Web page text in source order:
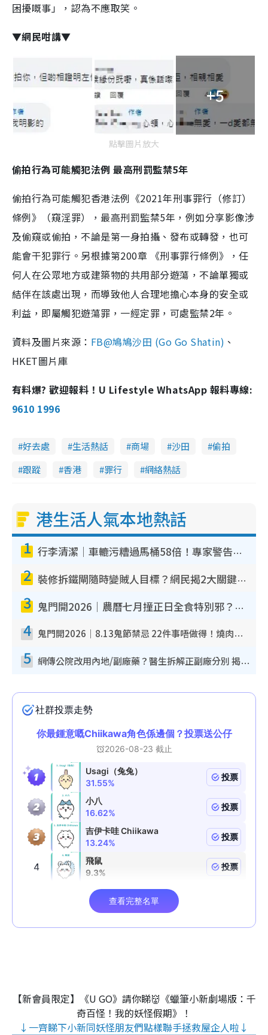
困擾嘅事」，認為不應取笑。
▼網民咁講▼
+5
點擊圖片放大
偷拍行為可能觸犯法例 最高刑罰監禁5年
偷拍行為可能觸犯香港法例《2021年刑事罪行（修訂）
條例》（窺淫罪），最高刑罰監禁5年，例如分享影像涉
及偷窺或偷拍，不論是第一身拍攝、發布或轉發，也可
能會干犯罪行。另根據第200章 《刑事罪行條例》，任
何人在公眾地方或建築物的共用部分遊蕩，不論單獨或
結伴在該處出現，而導致他人合理地擔心本身的安全或
利益，即屬觸犯遊蕩罪，一經定罪，可處監禁2年。
資料及圖片來源： FB@鳩鳩沙田 (Go Go Shatin) 、
HKET圖片庫
有料爆? 歡迎報料！U Lifestyle WhatsApp 報料專線:
9610 1996
好去處 生活熱話 商場 沙田
偷拍
跟蹤
香港 罪行 網絡熱話
港生活人氣本地熱話
1 行李清潔｜車轆污糟過馬桶58倍！專家警告忌用酒精抹 教1招免污手除菌
2 裝修拆鐵閘隨時變賊人目標？網民揭2大關鍵用途：裝新式等於白裝？附新舊鐵閘分別
3 鬼門開2026｜農曆七月撞正日全食特別邪？專家警告切忌做一事！揭4大禁忌+2招保平安
4 鬼門開2026｜8.13鬼節禁忌 22件事唔做得！燒肉、刺身要少食？半夜勿吹口哨/打呢個電話
5 網傳公院改用內地/副廠藥？醫生拆解正副廠分別 揭4類人換藥隨時出事
【新會員限定】《U GO》請你睇👹《蠟筆小新劇場版：千
奇百怪！我的妖怪假期》！
↓一齊睇下小新同妖怪朋友們點樣聯手拯救屋企人啦↓